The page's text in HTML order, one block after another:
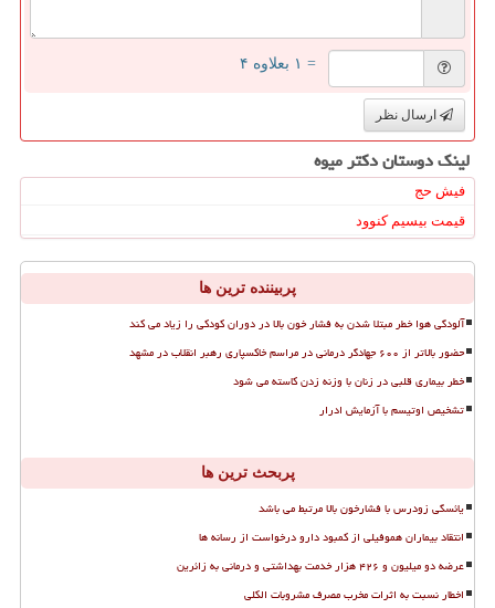
= ۱ بعلاوه ۴
ارسال نظر
لینک دوستان دكتر میوه
فیش حج
قیمت بیسیم کنوود
پربیننده ترین ها
آلودگی هوا خطر مبتلا شدن به فشار خون بالا در دوران کودکی را زیاد می کند
حضور بالاتر از ۶۰۰ جهادگر درمانی در مراسم خاکسپاری رهبر انقلاب در مشهد
خطر بیماری قلبی در زنان با وزنه زدن کاسته می شود
تشخیص اوتیسم با آزمایش ادرار
پربحث ترین ها
یائسگی زودرس با فشارخون بالا مرتبط می باشد
انتقاد بیماران هموفیلی از کمبود دارو درخواست از رسانه ها
عرضه دو میلیون و ۴۲۶ هزار خدمت بهداشتی و درمانی به زائرین
اخطار نسبت به اثرات مخرب مصرف مشروبات الکلی